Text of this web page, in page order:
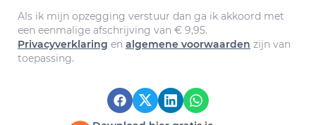
Als ik mijn opzegging verstuur dan ga ik akkoord met
een eenmalige afschrijving van € 9,95.
Privacyverklaring en algemene voorwaarden zijn van
toepassing.